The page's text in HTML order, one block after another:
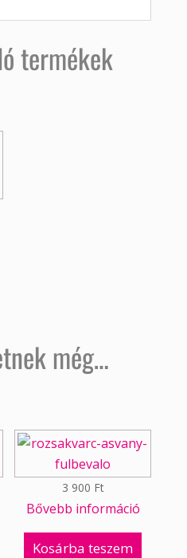
termékek
még…
3 900 Ft
Bővebb információ
Kosárba teszem